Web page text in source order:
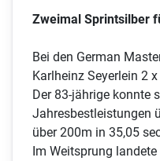
Zweimal Sprintsilber
Bei den German
Karlheinz Seyerlein 2
Der 83-jährige konnte
Jahresbestleistungen
über 200m in 35,05
Im Weitsprung